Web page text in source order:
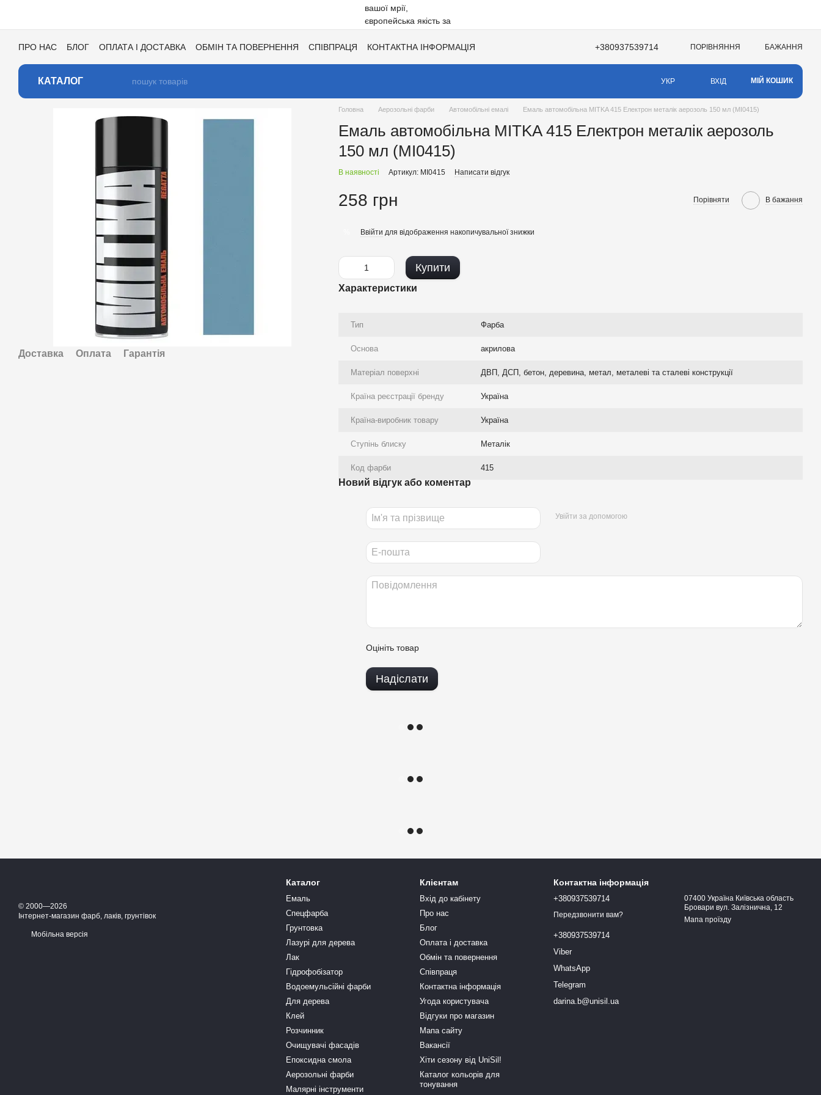
ПРО НАС БЛОГ ОПЛАТА І ДОСТАВКА ОБМІН ТА ПОВЕРНЕННЯ СПІВПРАЦЯ
КОНТАКТНА ІНФОРМАЦІЯ
+380937539714 ПОРІВНЯННЯ БАЖАННЯ
КАТАЛОГ УКР ВХІД МІЙ КОШИК
Доставка Оплата Гарантія
Головна Аерозольні фарби Автомобільні емалі Емаль автомобільна MITKA 415 Електрон металік аерозоль 150 мл (MI0415)
Емаль автомобільна MITKA 415 Електрон металік аерозоль
150 мл (MI0415)
В наявності Артикул: MI0415 Написати відгук
258 грн Порівняти В бажання
Ввійти для відображення накопичувальної знижки
Купити
Характеристики
Тип Фарба
Основа акрилова
Матеріал поверхні ДВП, ДСП, бетон, деревина, метал, металеві та сталеві конструкції
Країна реєстрації бренду Україна
Країна-виробник товару Україна
Ступінь блиску Металік
Код фарби 415
Новий відгук або коментар
Увійти за допомогою
Оцініть товар
Надіслати
© 2000—2026
Інтернет-магазин фарб, лаків, грунтівок
Мобільна версія
Каталог
Емаль
Спецфарба
Грунтовка
Лазурі для дерева
Лак
Гідрофобізатор
Водоемульсійні фарби
Для дерева
Клей
Розчинник
Очищувачі фасадів
Епоксидна смола
Аерозольні фарби
Малярні інструменти
Клієнтам
Вхід до кабінету
Про нас
Блог
Оплата і доставка
Обмін та повернення
Співпраця
Контактна інформація
Угода користувача
Відгуки про магазин
Мапа сайту
Вакансії
Хіти сезону від UniSil!
Каталог кольорів для
тонування
Контактна інформація
+380937539714
Передзвонити вам?
+380937539714
Viber
WhatsApp
Telegram
darina.b@unisil.ua
07400 Україна Київська область
Бровари вул. Залізнична, 12
Мапа проїзду